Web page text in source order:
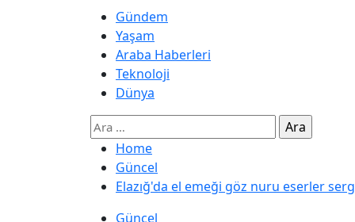
Gündem
Yaşam
Araba Haberleri
Teknoloji
Dünya
Home
Güncel
Elazığ'da el emeği göz nuru eserler
Güncel